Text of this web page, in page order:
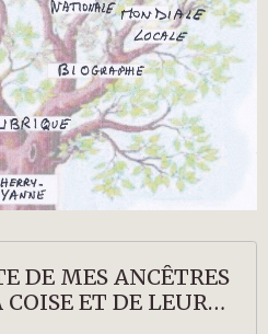
DE MES ANCÊTRES
ET DE LEURS